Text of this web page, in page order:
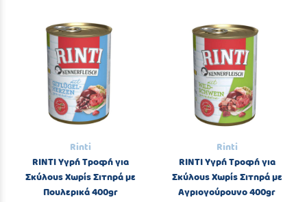
Rinti
RINTI Υγρή Τροφή για
Σκύλους Χωρίς Σιτηρά με
Πουλερικά 400gr
Rinti
RINTI Υγρή Τροφή για
Σκύλους Χωρίς Σιτηρά με
Αγριογούρουνο 400gr